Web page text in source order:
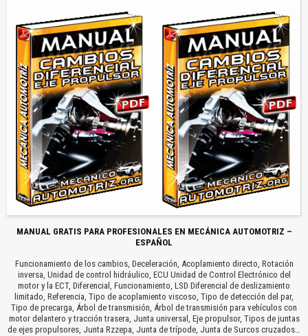
MANUAL GRATIS PARA PROFESIONALES EN MECÁNICA AUTOMOTRIZ –
ESPAÑOL
Funcionamiento de los cambios, Deceleración, Acoplamiento directo, Rotación
inversa, Unidad de control hidráulico, ECU Unidad de Control Electrónico del
motor y la ECT, Diferencial, Funcionamiento, LSD Diferencial de deslizamiento
limitado, Referencia, Tipo de acoplamiento viscoso, Tipo de detección del par,
Tipo de precarga, Árbol de transmisión, Árbol de transmisión para vehículos con
motor delantero y tracción trasera, Junta universal, Eje propulsor, Tipos de juntas
de ejes propulsores, Junta Rzzepa, Junta de trípode, Junta de Surcos cruzados…